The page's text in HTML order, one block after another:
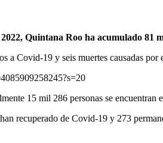
Quintana Roo ha acumulado 81
a Covid-19 y seis muertes causadas
15 mil 286 personas se encuentran
recuperado de Covid-19 y 273